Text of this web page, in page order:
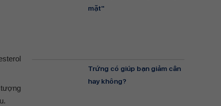
mặt"
Trứng có giúp bạn giảm cân
hay không?